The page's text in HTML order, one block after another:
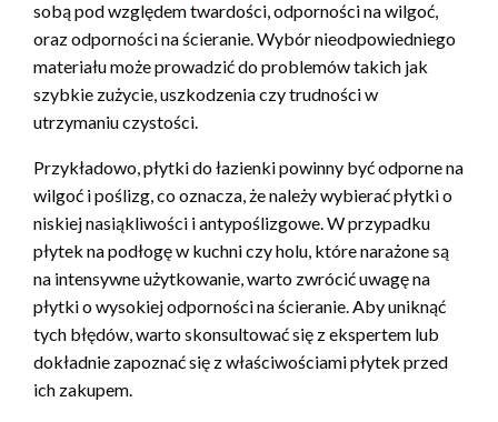
sobą pod względem twardości, odporności na wilgoć,
oraz odporności na ścieranie. Wybór nieodpowiedniego
materiału może prowadzić do problemów takich jak
szybkie zużycie, uszkodzenia czy trudności w
utrzymaniu czystości.
Przykładowo, płytki do łazienki powinny być odporne na
wilgoć i poślizg, co oznacza, że należy wybierać płytki o
niskiej nasiąkliwości i antypoślizgowe. W przypadku
płytek na podłogę w kuchni czy holu, które narażone są
na intensywne użytkowanie, warto zwrócić uwagę na
płytki o wysokiej odporności na ścieranie. Aby uniknąć
tych błędów, warto skonsultować się z ekspertem lub
dokładnie zapoznać się z właściwościami płytek przed
ich zakupem.